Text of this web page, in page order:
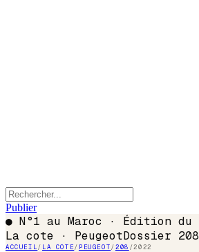
Publier
● N°1 au Maroc · Édition du
La cote · PeugeotDossier 208
ACCUEIL/ LA COTE/ PEUGEOT/208 /2022